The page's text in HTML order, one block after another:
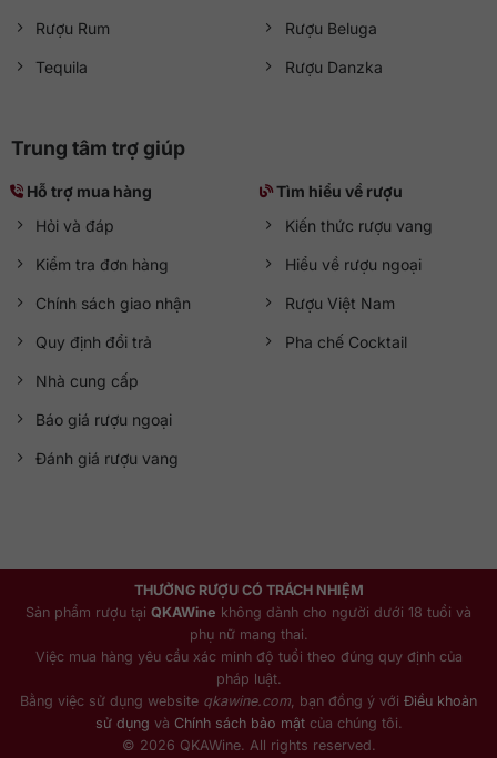
Rượu Rum
Tequila
Rượu Beluga
Rượu Danzka
Trung tâm trợ giúp
Hỗ trợ mua hàng
Hỏi và đáp
Kiểm tra đơn hàng
Chính sách giao nhận
Quy định đổi trả
Nhà cung cấp
Báo giá rượu ngoại
Đánh giá rượu vang
Tìm hiểu về rượu
Kiến thức rượu vang
Hiểu về rượu ngoại
Rượu Việt Nam
Pha chế Cocktail
THƯỞNG RƯỢU CÓ TRÁCH NHIỆM
Sản phẩm rượu tại QKAWine không dành cho người dưới 18 tuổi và
phụ nữ mang thai.
Việc mua hàng yêu cầu xác minh độ tuổi theo đúng quy định của
pháp luật.
Bằng việc sử dụng website qkawine.com , bạn đồng ý với Điều khoản
sử dụng và Chính sách bảo mậtcủa chúng tôi.
© 2026 QKAWine. All rights reserved.